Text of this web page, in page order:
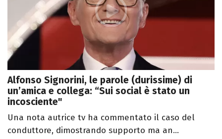
Alfonso Signorini, le parole (durissime) di
un’amica e collega: “Sui social è stato un
incosciente"
Una nota autrice tv ha commentato il caso del
conduttore, dimostrando supporto ma an...